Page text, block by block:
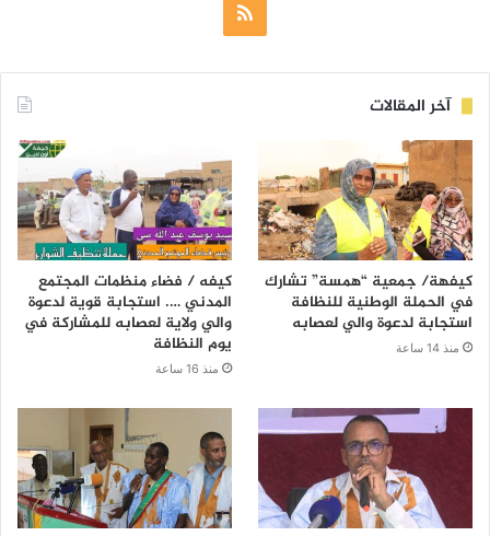
ملخص
آخر المقالات
كيفهة/ جمعية “همسة” تشارك
في الحملة الوطنية للنظافة
استجابة لدعوة والي لعصابه
منذ 14 ساعة
كيفه / فضاء منظمات المجتمع
المدني …. استجابة قوية لدعوة
والي ولاية لعصابه للمشاركة في
يوم النظافة
منذ 16 ساعة